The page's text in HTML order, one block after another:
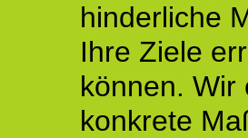
hinderliche
Ihre Ziele
können. Wir
konkrete